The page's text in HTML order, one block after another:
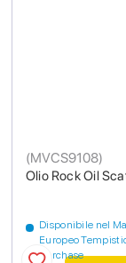
Olio Rock Oil
(MVCS9108)
Disponibile nel
Europeo
purchase